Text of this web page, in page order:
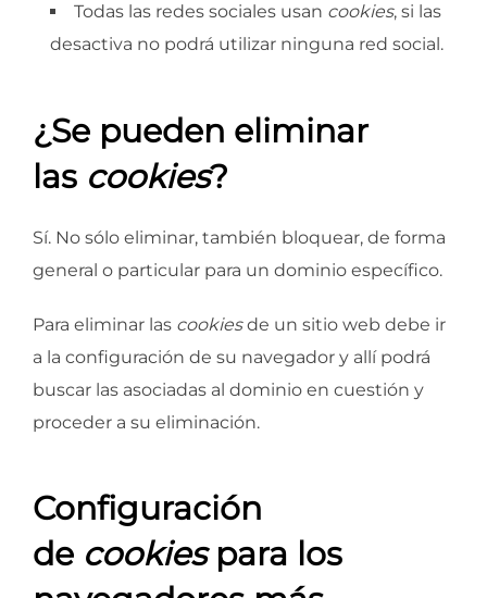
Todas las redes sociales usan cookies, si las
desactiva no podrá utilizar ninguna red social.
¿Se pueden eliminar
las cookies?
Sí. No sólo eliminar, también bloquear, de forma
general o particular para un dominio específico.
Para eliminar las cookiesde un sitio web debe ir
a la configuración de su navegador y allí podrá
buscar las asociadas al dominio en cuestión y
proceder a su eliminación.
Configuración
de cookiespara los